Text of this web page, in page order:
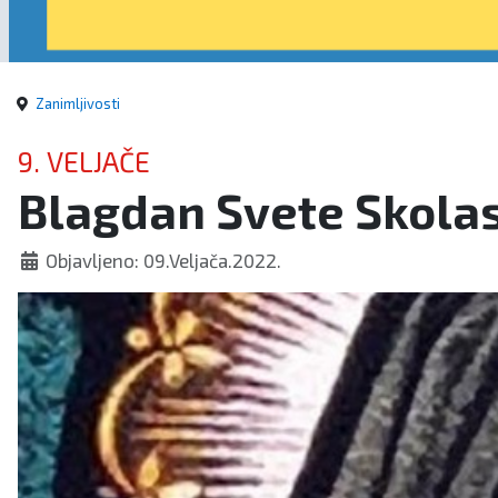
Zanimljivosti
9. VELJAČE
Blagdan Svete
Objavljeno: 09.Veljača.2022.